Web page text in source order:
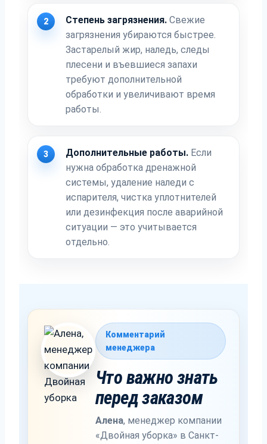
2 Степень загрязнения. Свежие
загрязнения убираются быстрее.
Застарелый жир, наледь, следы
плесени и въевшиеся запахи
требуют дополнительной
обработки и увеличивают время
работы.
3 Дополнительные работы. Если
нужна обработка дренажной
системы, удаление наледи с
испарителя, чистка уплотнителей
или дезинфекция после аварийной
ситуации — это учитывается
отдельно.
Комментарий
менеджера
Что важно знать
перед заказом
Алена, менеджер компании
«Двойная уборка» в Санкт-